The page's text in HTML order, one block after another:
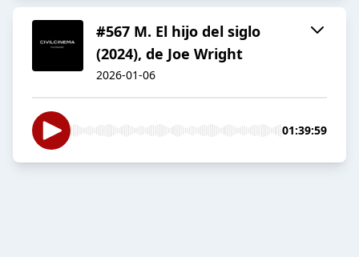
#567 M. El hijo del siglo
(2024), de Joe Wright
2026-01-06
01:39:59